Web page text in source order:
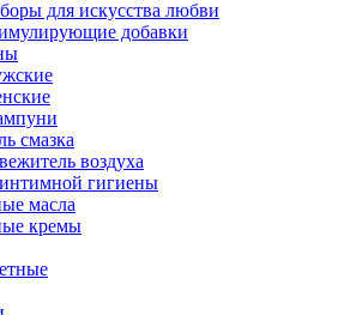
для искусства любви
добавки
смазка
воздуха
гигиены
масла
кремы